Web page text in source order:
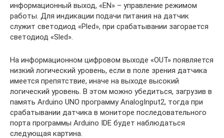
информационный выход, «EN» – управление режимом
работы. Для индикации подачи питания на датчик
служит светодиод «Pled», при срабатывании загорается
светодиод «Sled».
На информационном цифровом выходе «OUT» появляется
низкий логический уровень, если в поле зрения датчика
имеется препятствие, иначе на выходе высокий
логический уровень. В этом можно убедиться, загрузив в
память Arduino UNO программу AnalogInput2, тогда при
срабатывании датчика в мониторе последовательного
порта программы Arduino IDE будет наблюдаться
следующая картина.